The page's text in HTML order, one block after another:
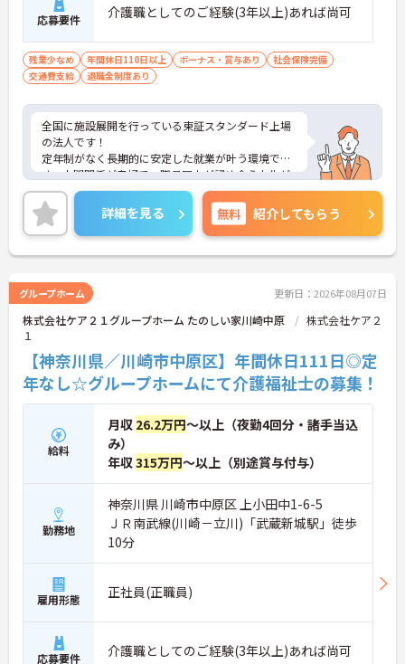
応募要件 介護職としてのご経験(3年以上)あれば尚可
残業少なめ 年間休日110日以上 ボーナス・賞与あり
社会保険完備
交通費支給
退職金制度あり
全国に施設展開を行っている東証スタンダード上場
の法人です！
定年制がなく長期的に安定した就業が叶う環境で
す。人間関係が良好で、職員同士が認め合う文化が
根付いています。
ご興味のある方には、面接対策ポイントなど、さら
に詳細をご案内しますのでお気軽にご相談くださ
い！
詳細を見る 無料 紹介してもらう
グループホーム 更新日：2026年08月07日
株式会社ケア２１グループホーム たのしい家川崎中原
株式会社ケア２
１
【神奈川県／川崎市中原区】年間休日111日◎定
年なし☆グループホームにて介護福祉士の募集！
給料
月収 26.2万円～以上（夜勤4回分・諸手当込
み）
年収315万円～以上（別途賞与付与）
勤務地
神奈川県 川崎市中原区 上小田中1-6-5
ＪＲ南武線(川崎－立川)「武蔵新城駅」徒歩
10分
雇用形態 正社員(正職員)
応募要件 介護職としてのご経験(3年以上)あれば尚可